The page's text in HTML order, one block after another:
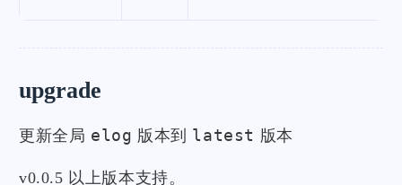
upgrade
更新全局 elog 版本到 latest 版本
v0.0.5 以上版本支持。